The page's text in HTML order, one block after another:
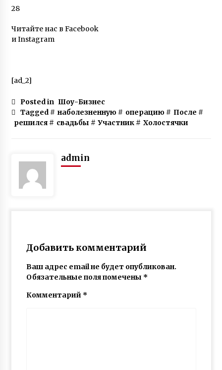
3 года ago
28
Читайте нас в Facebook
и Instagram
[ad_2]
Posted in Шоу-Бизнес
Tagged # наболезненную# операцию# После #
решился# свадьбы # Участник# Холостячки
admin
Добавить комментарий
Ваш адрес email не будет опубликован.
Обязательные поля помечены *
Комментарий *